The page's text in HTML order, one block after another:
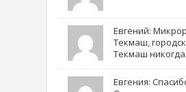
Евгений:
Текмаш,
Текмаш
Евгения: